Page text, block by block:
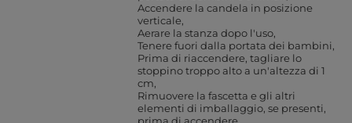
Accendere la candela in posizione
verticale
Aerare la stanza dopo l'uso
Tenere fuori dalla portata dei bambini
Prima di riaccendere, tagliare lo
stoppino troppo alto a un'altezza di 1
cm
Rimuovere la fascetta e gli altri
elementi di imballaggio, se presenti,